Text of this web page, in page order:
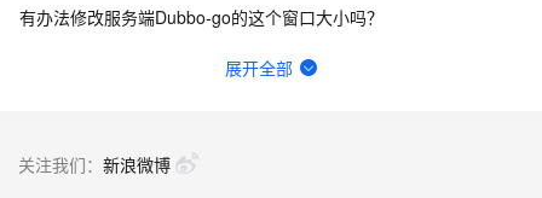
有办法修改服务端Dubbo-go的这个窗口大小吗？
为什么到现在Sentinel开源l还是不去掉fastjson的引用？
Seata 执行过程中报错Failed to get available servers怎么办？
展开全部
关注我们： 新浪微博